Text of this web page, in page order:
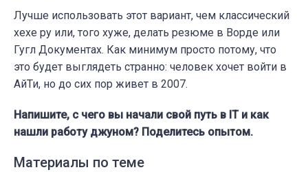
Лучше использовать этот вариант, чем классический
хехе ру или, того хуже, делать резюме в Ворде или
Гугл Документах. Как минимум просто потому, что
это будет выглядеть странно: человек хочет войти в
АйТи, но до сих пор живет в 2007.
Напишите, с чего вы начали свой путь в IT и как
нашли работу джуном? Поделитесь опытом.
Материалы по теме